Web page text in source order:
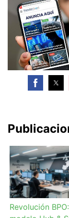
Revolución